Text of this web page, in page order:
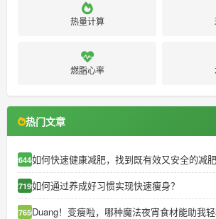
热量计算
燃脂心率
热门文章
26444如何快速健康减肥，找到既有效又安全的减肥
27199如何通过养成好习惯实现快速瘦身？
27650Duang！变瘦啦，哪种魔法夜宵食材能助我轻